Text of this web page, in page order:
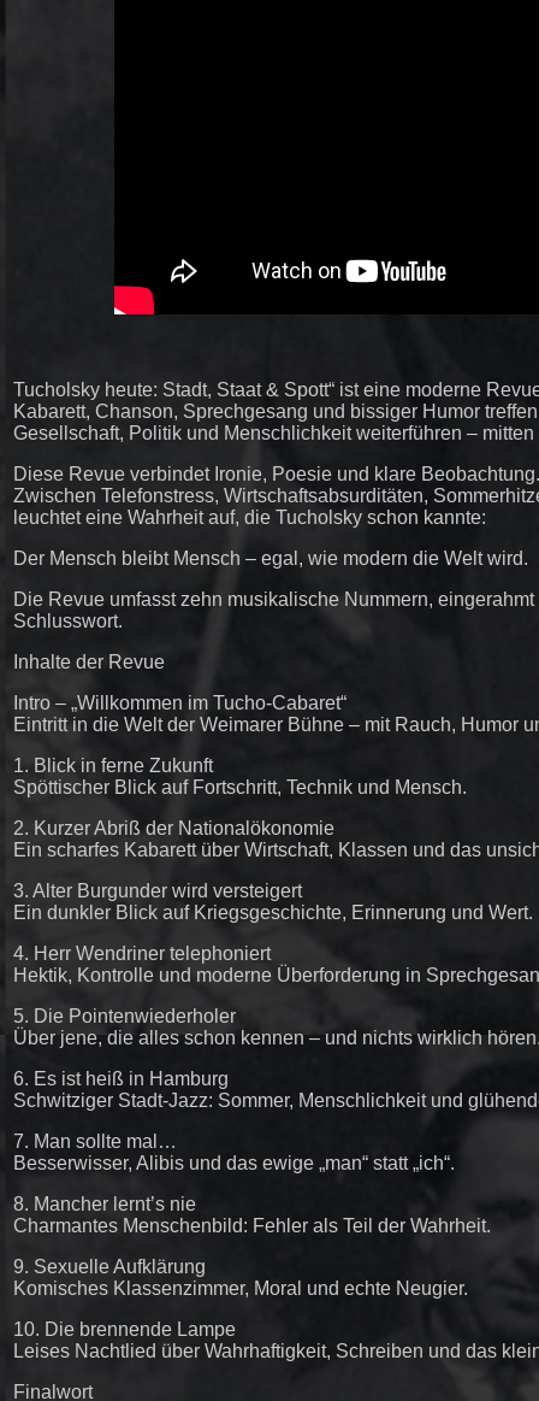
Tucholsky heute: Stadt, Staat & Spott“ ist eine moderne
Kabarett, Chanson, Sprechgesang und bissiger Humor
Gesellschaft, Politik und Menschlichkeit weiterführen –
Diese Revue verbindet Ironie, Poesie und klare Beobachtung.
Zwischen Telefonstress, Wirtschaftsabsurditäten,
leuchtet eine Wahrheit auf, die Tucholsky schon kannte:
Der Mensch bleibt Mensch – egal, wie modern die Welt wird.
Die Revue umfasst zehn musikalische Nummern,
Schlusswort.
Inhalte der Revue
Intro – „Willkommen im Tucho-Cabaret“
Eintritt in die Welt der Weimarer Bühne – mit Rauch, Humor
1. Blick in ferne Zukunft
Spöttischer Blick auf Fortschritt, Technik und Mensch.
2. Kurzer Abriß der Nationalökonomie
Ein scharfes Kabarett über Wirtschaft, Klassen und das
3. Alter Burgunder wird versteigert
Ein dunkler Blick auf Kriegsgeschichte, Erinnerung und Wert.
4. Herr Wendriner telephoniert
Hektik, Kontrolle und moderne Überforderung in
5. Die Pointenwiederholer
Über jene, die alles schon kennen – und nichts wirklich
6. Es ist heiß in Hamburg
Schwitziger Stadt-Jazz: Sommer, Menschlichkeit und
7. Man sollte mal…
Besserwisser, Alibis und das ewige „man“ statt „ich“.
8. Mancher lernt’s nie
Charmantes Menschenbild: Fehler als Teil der Wahrheit.
9. Sexuelle Aufklärung
Komisches Klassenzimmer, Moral und echte Neugier.
10. Die brennende Lampe
Leises Nachtlied über Wahrhaftigkeit, Schreiben und das
Finalwort